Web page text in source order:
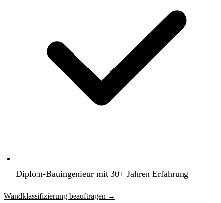
Diplom-Bauingenieur mit 30+ Jahren Erfahrung
Wandklassifizierung beauftragen →